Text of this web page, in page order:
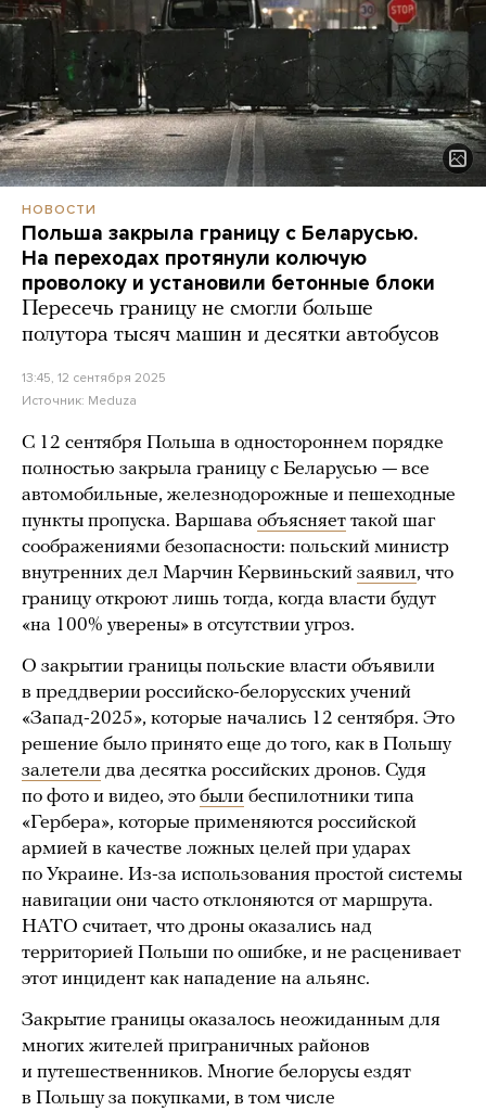
НОВОСТИ
Польша закрыла границу с Беларусью.
На переходах протянули колючую
проволоку и установили бетонные блоки
Пересечь границу не смогли больше
полутора тысяч машин и десятки автобусов
13:45, 12 сентября 2025
Источник: Meduza
С 12 сентября Польша в одностороннем порядке
полностью закрыла границу с Беларусью — все
автомобильные, железнодорожные и пешеходные
пункты пропуска. Варшава объясняет такой шаг
соображениями безопасности: польский министр
внутренних дел Марчин Кервиньский заявил, что
границу откроют лишь тогда, когда власти будут
«на 100% уверены» в отсутствии угроз.
О закрытии границы польские власти объявили
в преддверии российско-белорусских учений
«Запад-2025», которые начались 12 сентября. Это
решение было принято еще до того, как в Польшу
залетели два десятка российских дронов. Судя
по фото и видео, это были беспилотники типа
«Гербера», которые применяются российской
армией в качестве ложных целей при ударах
по Украине. Из-за использования простой системы
навигации они часто отклоняются от маршрута.
НАТО считает, что дроны оказались над
территорией Польши по ошибке, и не расценивает
этот инцидент как нападение на альянс.
Закрытие границы оказалось неожиданным для
многих жителей приграничных районов
и путешественников. Многие белорусы ездят
в Польшу за покупками, в том числе